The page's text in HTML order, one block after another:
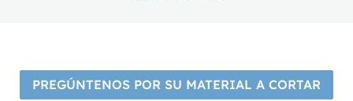
PREGÚNTENOS POR SU MATERIAL A CORTAR